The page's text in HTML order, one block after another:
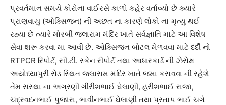
પ્રવર્તમાન સમયે કોરોના વાઈરસે કાળો કહેર વર્તાવ્યો છે ક્યારે
પ્રાણવાયુ (ઓક્સિજન) ની અછત ના કારણે લોકો ના મૃત્યુ થઈ
રહ્યા છે ત્યારે મોરબી જલારામ મંદિર ખાતે સર્વજ્ઞાતિ માટે આ વિશેષ
સેવા શરૂ કરવા મા આવી છે. ઓક્સિજન બોટલ મેળવવા માટે દર્દી નો
RTPCR રિપોર્ટ, સી.ટી. સ્કેન રીપોર્ટ તથા આધારકાર્ડ ની ઝેરોક્ષ
અયોધ્યાપુરી રોડ સ્થિત જલારામ મંદિર ખાતે જમા કરાવવા ની રહેશે
તેમ સંસ્થા ના અગ્રણી ગીરીશભાઈ ઘેલાણી, હરીશભાઈ રાજા,
ચંદ્રવદનભાઈ પુજારા, ભાવીનભાઈ ઘેલાણી તથા પ્રતાપ ભાઈ ચગે